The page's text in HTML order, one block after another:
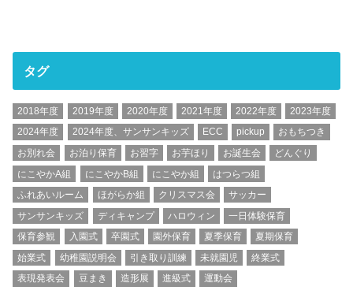
タグ
2018年度 2019年度 2020年度 2021年度 2022年度
2023年度
2024年度
2024年度、サンサンキッズ ECC pickup
おもちつき
お別れ会
お泊り保育 お習字 お芋ほり お誕生会
どんぐり
にこやかA組
にこやかB組 にこやか組
はつらつ組
ふれあいルーム
ほがらか組 クリスマス会
サッカー
サンサンキッズ
ディキャンプ ハロウィン
一日体験保育
保育参観
入園式 卒園式 園外保育 夏季保育
夏期保育
始業式
幼稚園説明会 引き取り訓練 未就園児
終業式
表現発表会
豆まき 造形展 進級式 運動会